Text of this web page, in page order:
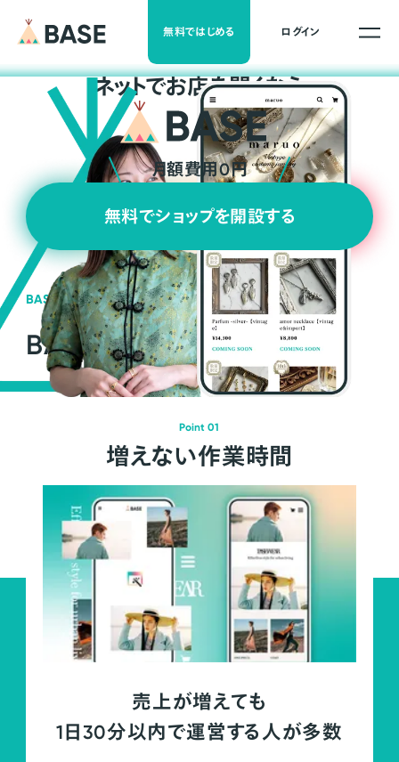
無料ではじめる ログイン
ネットでお店を開くなら
月額費用0円
無料でショップを開設する
BASEの強み
BASEが強い3つの理由
Point 01
増えない作業時間
売上が増えても
1日30分以内で運営する人が多数